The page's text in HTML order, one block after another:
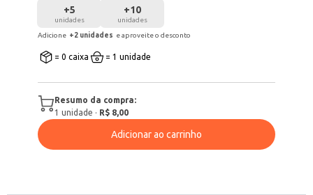
+5
unidades
+10
unidades
Adicione +2 unidades e aproveite o desconto
= 0 caixa = 1 unidade
Resumo da compra:
1 unidade · R$ 8,00
Adicionar ao carrinho